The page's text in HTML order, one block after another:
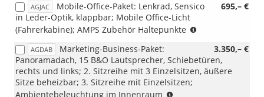
AGJAC 695,– €
Mobile-Office-Paket: Lenkrad, Sensico
in Leder-Optik, klappbar; Mobile Office-Licht
(Fahrerkabine); AMPS Zubehör Haltepunkte
Lenkrad
beheizt,
AGDAB 3.350,– €
Marketing-Business-Paket:
Panoramadach, 15 B&O Lautsprecher, Schiebetüren,
rechts und links; 2. Sitzreihe mit 3 Einzelsitzen, äußere
Sitze beheizbar; 3. Sitzreihe mit Einzelsitzen;
Ambientebeleuchtung im Innenraum